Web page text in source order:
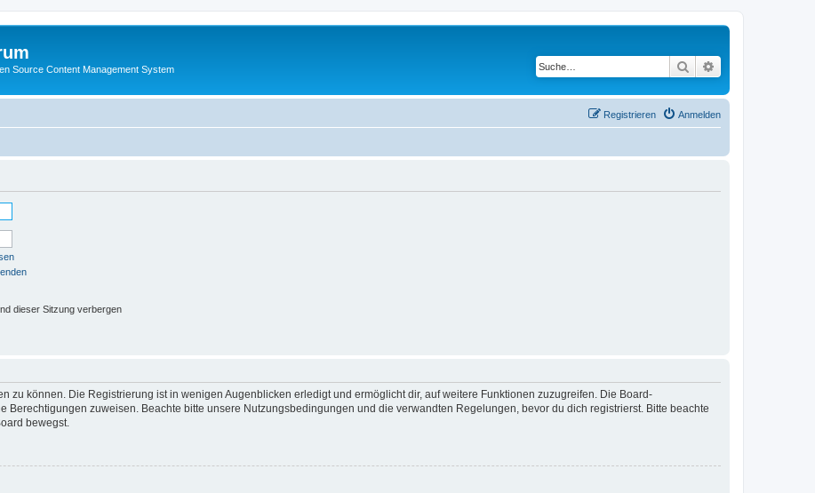
Source Content Management System Suche
Anmelden
Registrieren
dieser Sitzung verbergen
zu können. Die Registrierung ist in wenigen Augenblicken erledigt und ermöglicht dir, auf weitere Funktionen zuzugreifen. Die Board-
Berechtigungen zuweisen. Beachte bitte unsere Nutzungsbedingungen und die verwandten Regelungen, bevor du dich registrierst. Bitte beachte
bewegst.